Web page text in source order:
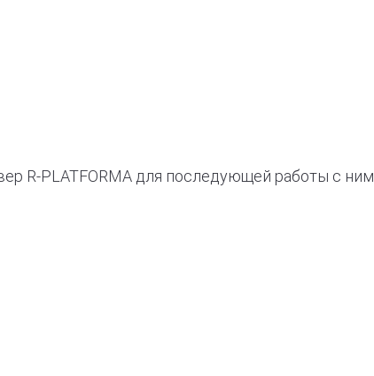
R-PLATFORMA для последующей работы с ним.